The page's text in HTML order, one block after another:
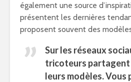
également une source
présentent les dernières
proposent souvent des
Sur les réseaux
tricoteurs
leurs modèles. Vous